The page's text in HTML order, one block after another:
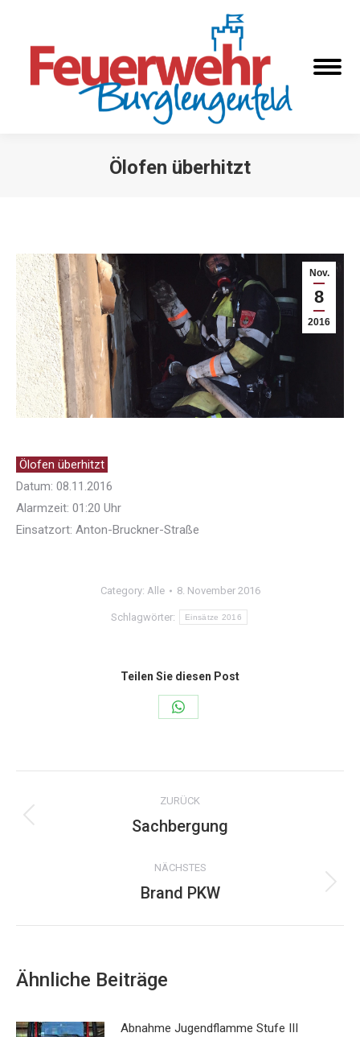
Ölofen überhitzt
Nov.
8
2016
Ölofen überhitzt
Datum: 08.11.2016
Alarmzeit: 01:20 Uhr
Einsatzort: Anton-Bruckner-Straße
Category: Alle 8. November 2016
Schlagwörter: Einsätze 2016
Teilen Sie diesen Post
Share
WhatsApp
Kommentarnavigation
ZURÜCK
Vorheriger
Sachbergung
NÄCHSTES
Nächster
Brand PKW
Ähnliche Beiträge
Abnahme Jugendflamme Stufe III